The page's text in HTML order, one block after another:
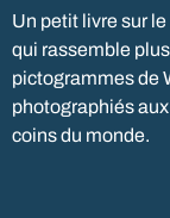
Un petit livre sur
qui rassemble
pictogrammes de
photographiés
coins du monde.